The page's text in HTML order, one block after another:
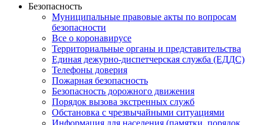
Безопасность
Муниципальные правовые акты по вопросам
безопасности
Все о коронавирусе
Территориальные органы и представительства
Единая дежурно-диспетчерская служба (ЕДДС)
Телефоны доверия
Пожарная безопасность
Безопасность дорожного движения
Порядок вызова экстренных служб
Обстановка с чрезвычайными ситуациями
Информация для населения (памятки, порядок